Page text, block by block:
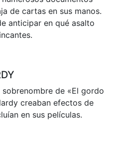
de cartas en sus manos.
anticipar en qué asalto
de «El gordo
creaban efectos de
en sus películas.